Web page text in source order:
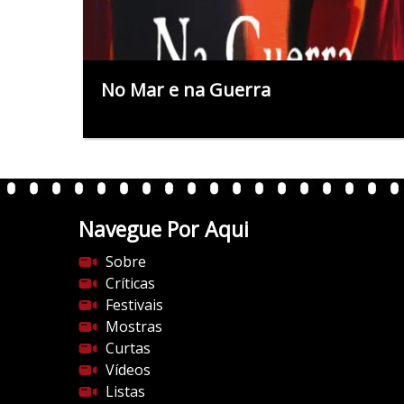
No Mar e na Guerra
Navegue Por Aqui
Sobre
Críticas
Festivais
Mostras
Curtas
Vídeos
Listas